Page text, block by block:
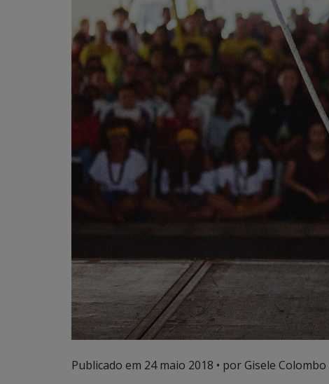
Publicado em 24 maio 2018 • por Gisele Colombo